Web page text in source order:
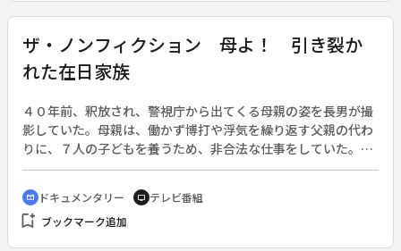
ザ・ノンフィクション 母よ！ 引き裂か
れた在日家族
４０年前、釈放され、警視庁から出てくる母親の姿を長男が撮
影していた。母親は、働かず博打や浮気を繰り返す父親の代わ
りに、７人の子どもを養うため、非合法な仕事をしていた。守
るべきは法よりも家族。その結果、母親は３７回も逮捕され
た。そんな母親の生きざまを映画撮影の仕事をしていた長男が
記録していた。母親は１２歳に時に済州島から来日し、日本語
の読み書きもできなかったが、金を稼ぐため必死に生きた。見
cinematic_blur ドキュメンタリー tv テレビ番組
bookmark_add ブックマーク追加